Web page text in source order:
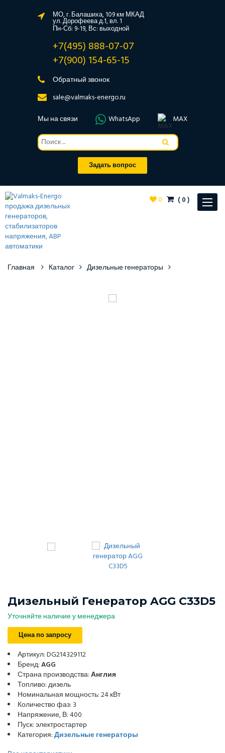
МО, г. Балашиха, 109 км МКАД
ул. Дорофеева д.1, вл. 1
Пн-Сб: 9-19, Вс: выходной
+7(495) 888-07-07
+7(900) 154-65-15
Обратный звонок
sale@valmaks-energo.ru
Мы на связи
WhatsApp MAX
Задать вопрос
Toggle
0 (0)
Главная Каталог Дизельные генераторы
Дизельный Генератор AGG C33D5
Уточняйте наличие у менеджера
Цена по запросу
Артикул: DG214329112
Бренд:AGG
Страна производства:Англия
Топливо: дизель
Номинальная мощность: 24 кВт
Количество фаз: 3
Напряжение, В: 400
Пуск: электростартер
Категория:Дизельные генераторы